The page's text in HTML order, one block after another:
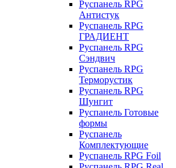
Руспанель RPG
Антистук
Руспанель RPG
ГРАДИЕНТ
Руспанель RPG
Сэндвич
Руспанель RPG
Терморустик
Руспанель RPG
Шунгит
Руспанель Готовые
формы
Руспанель
Комплектующие
Руспанель RPG Foil